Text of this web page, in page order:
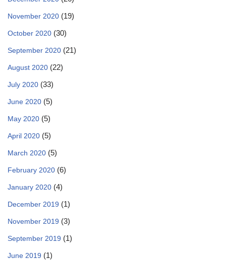
November 2020 (19)
October 2020 (30)
September 2020 (21)
August 2020 (22)
July 2020 (33)
June 2020 (5)
May 2020 (5)
April 2020 (5)
March 2020 (5)
February 2020 (6)
January 2020 (4)
December 2019 (1)
November 2019 (3)
September 2019 (1)
June 2019 (1)